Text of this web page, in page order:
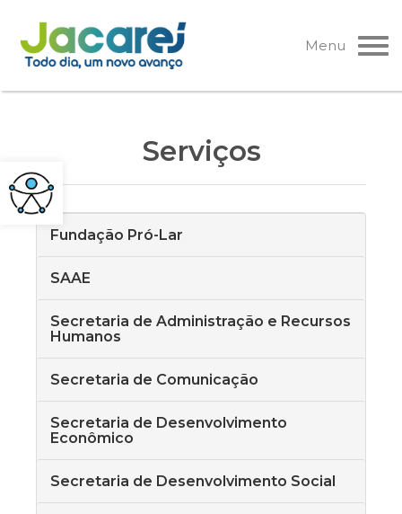
Pular
para
o
Menu
Serviços
Fundação Pró-Lar
SAAE
Secretaria de Administração e Recursos
Humanos
Secretaria de Comunicação
Secretaria de Desenvolvimento
Econômico
Secretaria de Desenvolvimento Social